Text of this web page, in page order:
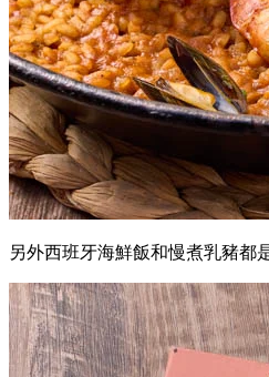
另外西班牙海鮮飯和慢煮乳豬都